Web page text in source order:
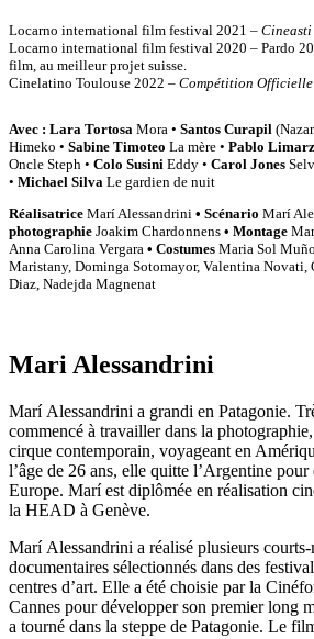
Locarno international film festival 2021 – Cineasti
Locarno international film festival 2020 – Pardo
film, au meilleur projet suisse.
Cinelatino Toulouse 2022 – Compétition Officielle
Avec : Lara Tortosa Mora • Santos Curapil
Himeko • Sabine Timoteo La mère • Pablo
Oncle Steph • Colo Susini Eddy • Carol Jones
• Michael Silva Le gardien de nuit
Réalisatrice Marí Alessandrini • Scénario Marí
photographie Joakim Chardonnens • Montage
Anna Carolina Vergara • Costumes Maria Sol
Maristany, Dominga Sotomayor, Valentina
Diaz, Nadejda Magnenat
Mari Alessandrini
Marí Alessandrini a grandi en Patagonie.
commencé à travailler dans la
cirque contemporain, voyageant en
l’âge de 26 ans, elle quitte l’Argentine
Europe. Marí est diplômée en réalisation
la HEAD à Genève.
Marí Alessandrini a réalisé plusieurs courts-
documentaires sélectionnés dans des
centres d’art. Elle a été choisie par la
Cannes pour développer son premier long
a tourné dans la steppe de Patagonie. Le